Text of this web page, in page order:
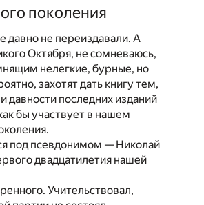
поколения
давно не переиздавали. А
Октября, не сомневаюсь,
нелегкие, бурные, но
захотят дать книгу тем,
давности последних изданий
бы участвует в нашем
под псевдонимом — Николай
двадцатилетия нашей
Учительствовал,